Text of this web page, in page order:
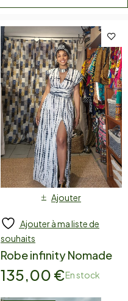
Ajouter
Ajouter à ma liste de
souhaits
Robe infinity Nomade
135,00 €En stock